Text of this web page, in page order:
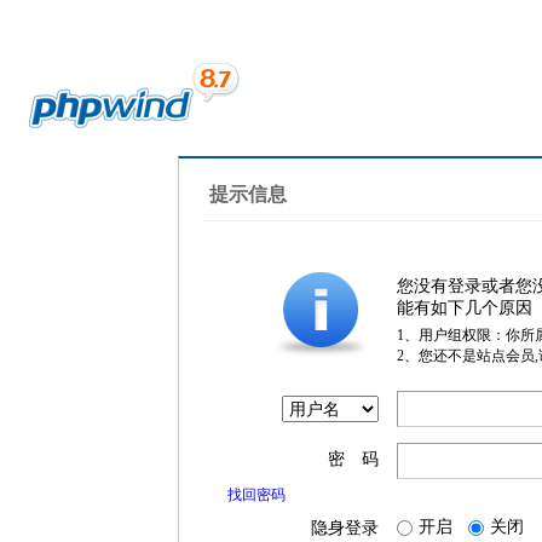
提示信息
您没有登录或者您
能有如下几个原因
1、用户组权限：你所
2、您还不是站点会员
密 码
找回密码
隐身登录 开启 关闭